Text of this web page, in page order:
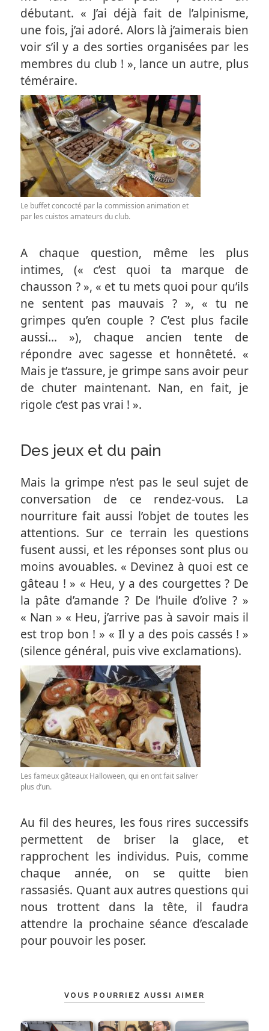
débutant. « J’ai déjà fait de l’alpinisme,
une fois, j’ai adoré. Alors là j’aimerais bien
voir s’il y a des sorties organisées par les
membres du club ! », lance un autre, plus
téméraire.
Le buffet concocté par la commission animation et
par les cuistos amateurs du club.
A chaque question, même les plus
intimes, (« c’est quoi ta marque de
chausson ? », « et tu mets quoi pour qu’ils
ne sentent pas mauvais ? », « tu ne
grimpes qu’en couple ? C’est plus facile
aussi… »), chaque ancien tente de
répondre avec sagesse et honnêteté. «
Mais je t’assure, je grimpe sans avoir peur
de chuter maintenant. Nan, en fait, je
rigole c’est pas vrai ! ».
Des jeux et du pain
Mais la grimpe n’est pas le seul sujet de
conversation de ce rendez-vous. La
nourriture fait aussi l’objet de toutes les
attentions. Sur ce terrain les questions
fusent aussi, et les réponses sont plus ou
moins avouables. « Devinez à quoi est ce
gâteau ! » « Heu, y a des courgettes ? De
la pâte d’amande ? De l’huile d’olive ? »
« Nan » « Heu, j’arrive pas à savoir mais il
est trop bon ! » « Il y a des pois cassés ! »
(silence général, puis vive exclamations).
Les fameux gâteaux Halloween, qui en ont fait saliver
plus d’un.
Au fil des heures, les fous rires successifs
permettent de briser la glace, et
rapprochent les individus. Puis, comme
chaque année, on se quitte bien
rassasiés. Quant aux autres questions qui
nous trottent dans la tête, il faudra
attendre la prochaine séance d’escalade
pour pouvoir les poser.
VOUS POURRIEZ AUSSI AIMER